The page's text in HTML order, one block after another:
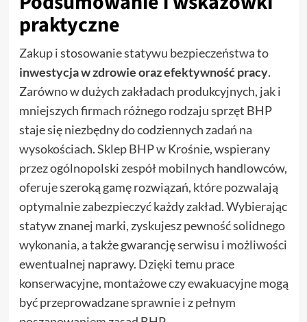
praktyczne
Zakup i stosowanie statywu bezpieczeństwa to
inwestycja w zdrowie oraz efektywność pracy.
Zarówno w dużych zakładach produkcyjnych, jak i
mniejszych firmach różnego rodzaju sprzęt BHP
staje się niezbędny do codziennych zadań na
wysokościach. Sklep BHP w Krośnie, wspierany
przez ogólnopolski zespół mobilnych handlowców,
oferuje szeroką gamę rozwiązań, które pozwalają
optymalnie zabezpieczyć każdy zakład. Wybierając
statyw znanej marki, zyskujesz pewność solidnego
wykonania, a także gwarancję serwisu i możliwości
ewentualnej naprawy. Dzięki temu prace
konserwacyjne, montażowe czy ewakuacyjne mogą
być przeprowadzane sprawnie i z pełnym